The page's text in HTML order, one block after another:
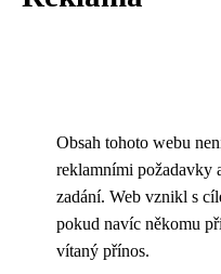
Obsah tohoto webu
reklamními požadavky
zadání. Web vznikl s
pokud navíc někomu
vítaný přínos.